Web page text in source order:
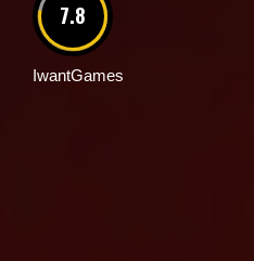
7.8
IwantGames